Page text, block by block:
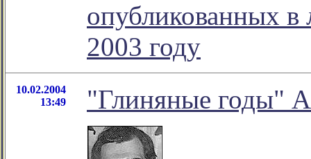
опубликованных в
2003 году
10.02.2004
13:49
"Глиняные годы"